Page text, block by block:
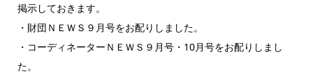
掲示しておきます。
・財団ＮＥＷＳ９月号をお配りしました。
・コーディネーターＮＥＷＳ９月号・10月号をお配りしまし
た。